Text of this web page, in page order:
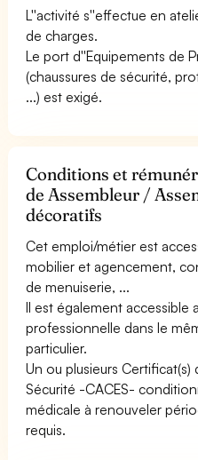
L''activité s''effectue en
de charges.
Le port d''Equipements de
(chaussures de sécurité,
...) est exigé.
Conditions et
de Assembleur /
décoratifs
Cet emploi/métier est
mobilier et agencement,
de menuiserie, ...
Il est également accessible
professionnelle dans le
particulier.
Un ou plusieurs
Sécurité -CACES-
médicale à renouveler
requis.